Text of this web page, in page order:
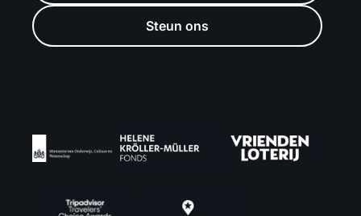
Steun ons